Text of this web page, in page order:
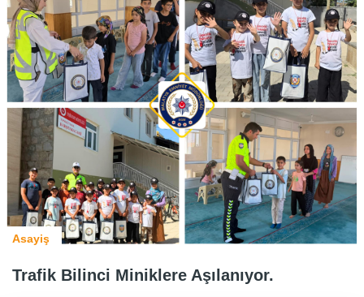
Asayiş
Trafik Bilinci Miniklere Aşılanıyor.